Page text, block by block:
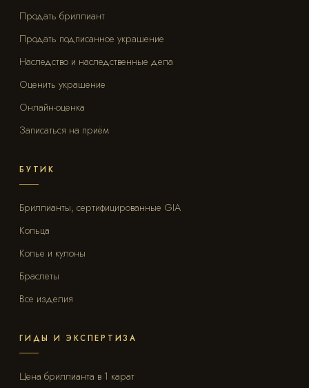
Продать бриллиант
Продать подписанное украшение
Наследство и наследственные дела
Оценить украшение
Онлайн-оценка
Записаться на приём
БУТИК
Бриллианты, сертифицированные GIA
Кольца
Колье и кулоны
Браслеты
Все изделия
ГИДЫ И ЭКСПЕРТИЗА
Цена бриллианта в 1 карат